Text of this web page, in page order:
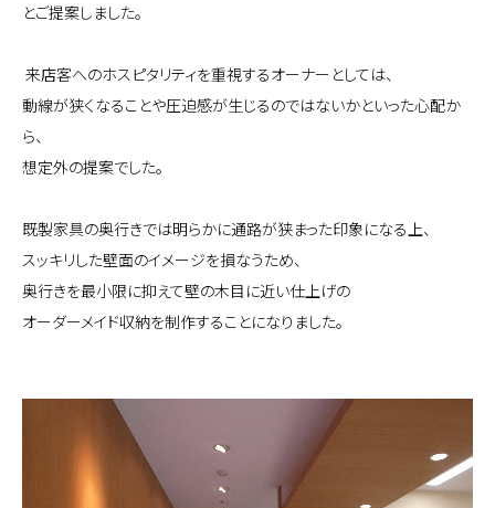
とご提案しました。
来店客へのホスピタリティを重視するオーナーとしては、
動線が狭くなることや圧迫感が生じるのではないかといった心配か
ら、
想定外の提案でした。
既製家具の奥行きでは明らかに通路が狭まった印象になる上、
スッキリした壁面のイメージを損なうため、
奥行きを最小限に抑えて壁の木目に近い仕上げの
オーダーメイド収納を制作することになりました。